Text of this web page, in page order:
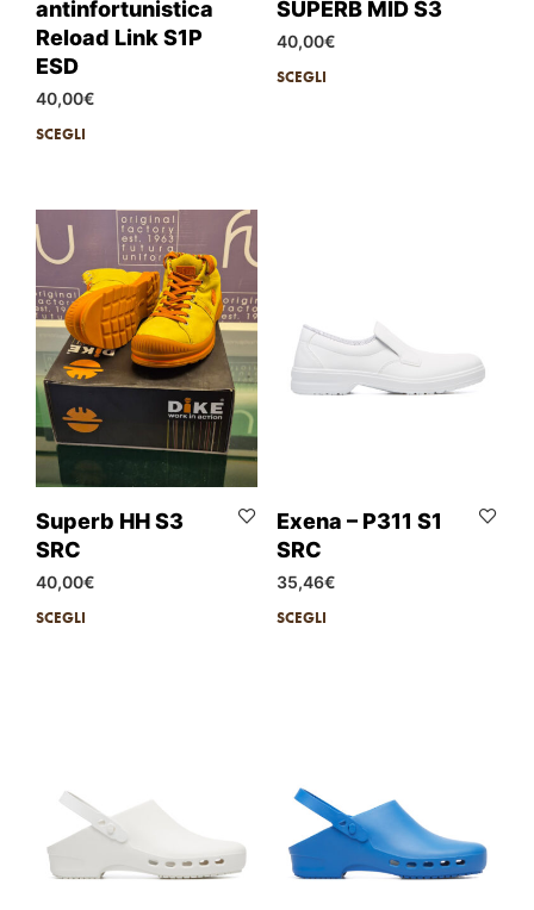
antinfortunistica
Reload Link S1P
ESD
40,00€
SCEGLI
SUPERB MID S3
40,00€
SCEGLI
Superb HH S3
SRC
40,00€
SCEGLI
Exena – P311 S1
SRC
35,46€
SCEGLI